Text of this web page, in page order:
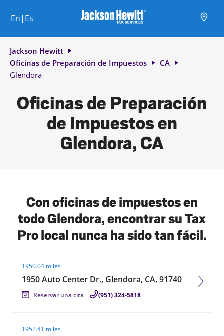
En|Es
Jackson Hewitt
Oficinas de Preparación de Impuestos
CA
Glendora
Oficinas de Preparación
de Impuestos en
Glendora, CA
Con oficinas de impuestos en
todo Glendora, encontrar su Tax
Pro local nunca ha sido tan fácil.
1950.04 miles
1950 Auto Center Dr., Glendora, CA, 91740
Reservar una cita (951) 324-5818
1952.41 miles